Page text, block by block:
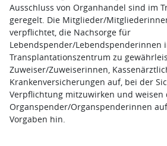
Ausschluss von Organhandel sind im
geregelt. Die Mitglieder/
verpflichtet, die Nachsorge für
Lebendspender/Lebendspenderinnen
Transplantationszentrum zu
Zuweiser/Zuweiserinnen,
Krankenversicherungen auf, bei der
Verpflichtung mitzuwirken und weisen
Organspender/Organspenderinnen
Vorgaben hin.